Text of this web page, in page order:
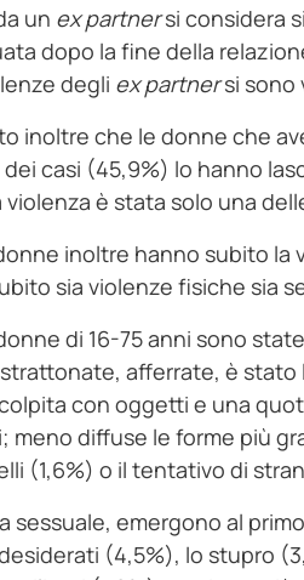
un expartnersi considera
dopo la fine della
degli expartnersi sono
inoltre che le donne che
dei casi (45,9%) lo hanno
violenza è stata solo una
inoltre hanno subito la
sia violenze fisiche sia
donne di 16-75 anni sono
afferrate, è stato
con oggetti e una
meno diffuse le forme più
(1,6%) o il tentativo di
sessuale, emergono al
(4,5%), lo stupro